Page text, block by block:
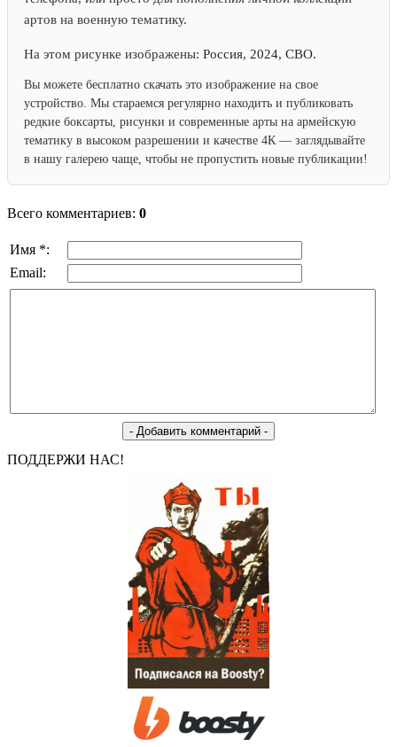
артов на военную тематику.
На этом рисунке изображены: Россия, 2024, СВО.
Вы можете бесплатно скачать это изображение на свое
устройство. Мы стараемся регулярно находить и публиковать
редкие боксарты, рисунки и современные арты на армейскую
тематику в высоком разрешении и качестве 4К — заглядывайте
в нашу галерею чаще, чтобы не пропустить новые публикации!
Всего комментариев: 0
Имя *:
Email:
ПОДДЕРЖИ НАС!